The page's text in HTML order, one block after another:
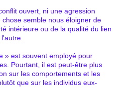
ouvert, ni une agression
semble nous éloigner de
intérieure ou de la qualité du lien
» est souvent employé pour
Pourtant, il est peut-être plus
sur les comportements et les
que sur les individus eux-